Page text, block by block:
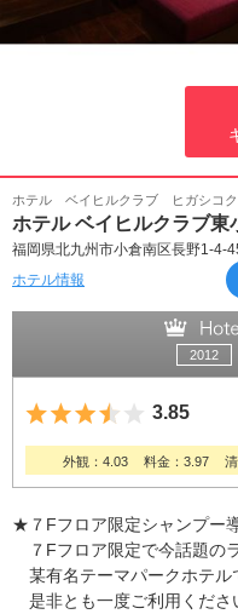
ホテル ベイヒルクラブ ヒガシコク
ホテル ベイヒルクラブ東
福岡県北九州市小倉南区長野1-4-
ホテル情報
2012
5つ星のうち
3.85
外観：4.03 料金：3.97
★７Fフロア限定シャンプー
７Fフロア限定で今話題の
某有名テーマパークホテル
是非とも一度ご利用くださ